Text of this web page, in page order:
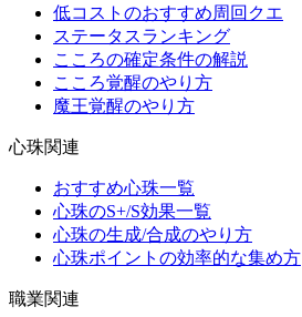
低コストのおすすめ周回クエ
ステータスランキング
こころの確定条件の解説
こころ覚醒のやり方
魔王覚醒のやり方
心珠関連
おすすめ心珠一覧
心珠のS+/S効果一覧
心珠の生成/合成のやり方
心珠ポイントの効率的な集め方
職業関連